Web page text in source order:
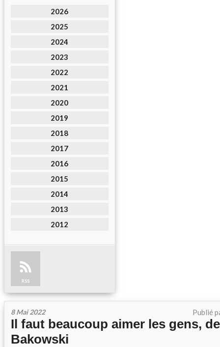
2026
2025
2024
2023
2022
2021
2020
2019
2018
2017
2016
2015
2014
2013
2012
RSS
8 Mai 2022 Publié
Il faut beaucoup aimer les gens,
Bakowski